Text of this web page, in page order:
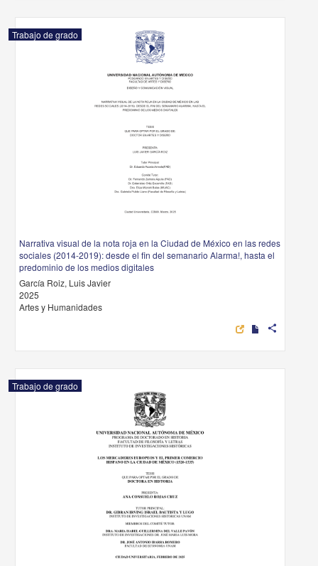
Trabajo de grado
Narrativa visual de la nota roja en la Ciudad de México en las redes
sociales (2014-2019): desde el fin del semanario Alarma!, hasta el
predominio de los medios digitales
García Roiz, Luis Javier
2025
Artes y Humanidades
share
Trabajo de grado